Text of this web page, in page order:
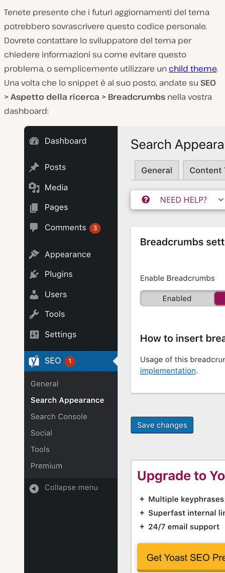
Tenete presente che i futuri aggiornamenti del tema
potrebbero sovrascrivere questo codice personale.
Dovrete contattare lo sviluppatore del tema per
chiedere informazioni su come evitare questo
problema, o semplicemente utilizzare un child theme.
Una volta che lo snippet è al suo posto, andate su SEO
> Aspetto della ricerca > Breadcrumbs nella vostra
dashboard: